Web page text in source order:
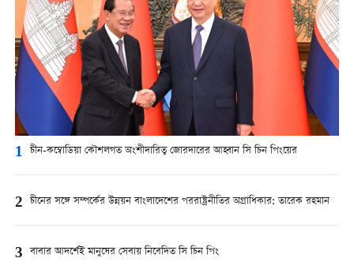
1 চীন-কম্বোডিয়া কৌশলগত অংশীদারিত্ব জোরদারের আহ্বান সি চিন পিংয়ের
2 চীনের সঙ্গে সম্পর্কের উন্নয়ন বাংলাদেশের পররাষ্ট্রনীতির অগ্রাধিকার: তারেক রহমান
3 বাবার আদর্শেই মানুষের সেবায় নিবেদিত সি চিন পিং